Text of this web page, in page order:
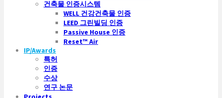
건축물 인증시스템
WELL 건강건축물 인증
LEED 그린빌딩 인증
Passive House 인증
Reset™ Air
IP/Awards
특허
인증
수상
연구 논문